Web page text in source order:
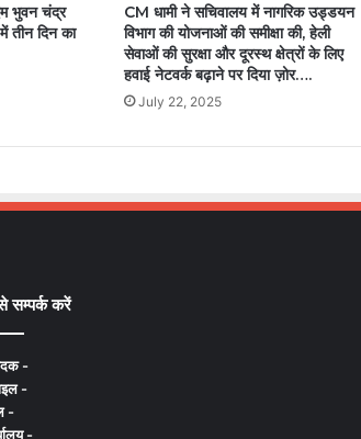
भुवन चंद्र
तीन दिन का
CM धामी ने सचिवालय में नागरिक उड्डयन
विभाग की योजनाओं की समीक्षा की, हेली
सेवाओं की सुरक्षा और दूरस्थ क्षेत्रों के लिए
हवाई नेटवर्क बढ़ाने पर दिया ज़ोर….
July 22, 2025
सम्पर्क करें
-
-
-
-